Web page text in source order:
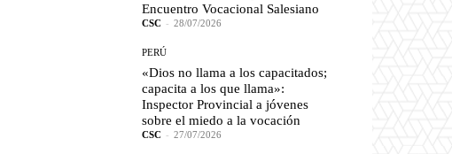
Encuentro Vocacional Salesiano
CSC - 28/07/2026
PERÚ
«Dios no llama a los capacitados;
capacita a los que llama»:
Inspector Provincial a jóvenes
sobre el miedo a la vocación
CSC - 27/07/2026